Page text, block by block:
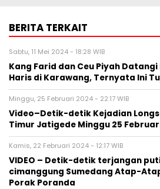
BERITA TERKAIT
Sabtu, 11 Mei 2024 - 18:28 WIB
Kang Farid dan Ceu Piyah Datangi
Haris di Karawang, Ternyata Ini
Minggu, 25 Februari 2024 - 22:17 WIB
Video–Detik-detik Kejadian
Timur Jatigede Minggu 25
Kamis, 22 Februari 2024 - 12:17 WIB
VIDEO – Detik-detik terjangan
cimanggung Sumedang Atap-
Porak Poranda